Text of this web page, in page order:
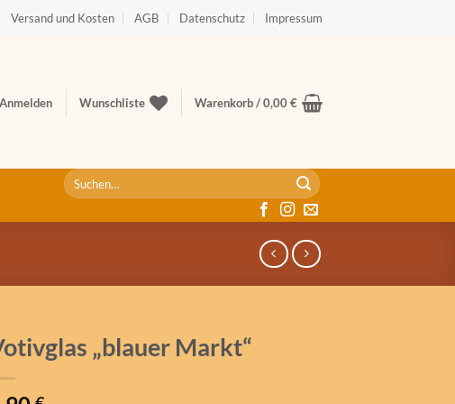
Versand und Kosten AGB Datenschutz Impressum
Anmelden Wunschliste Warenkorb /0,00€
Suche
nach:
„blauer Markt“